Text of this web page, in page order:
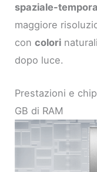
spaziale-
maggiore
concolori
dopo luce.
Prestazioni e
GB di RAM